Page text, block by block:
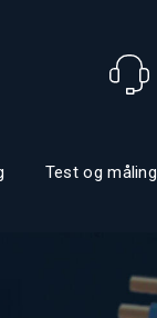
Test og måling